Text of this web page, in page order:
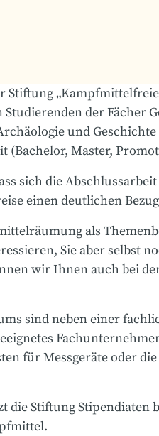
Stiftung
der Fächer
und
(Bachelor, Master,
sich die
einen deutlichen
als
Sie aber selbst
wir Ihnen auch bei
sind neben einer
für Messgeräte oder
Stiftung Stipendiaten